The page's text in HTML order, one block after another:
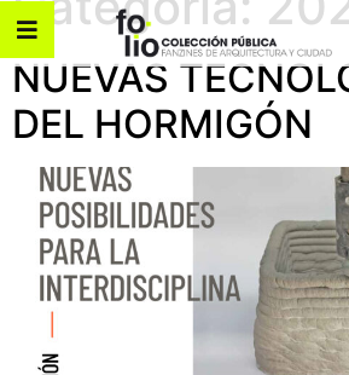
NUEVAS
DEL HORMIGÓN